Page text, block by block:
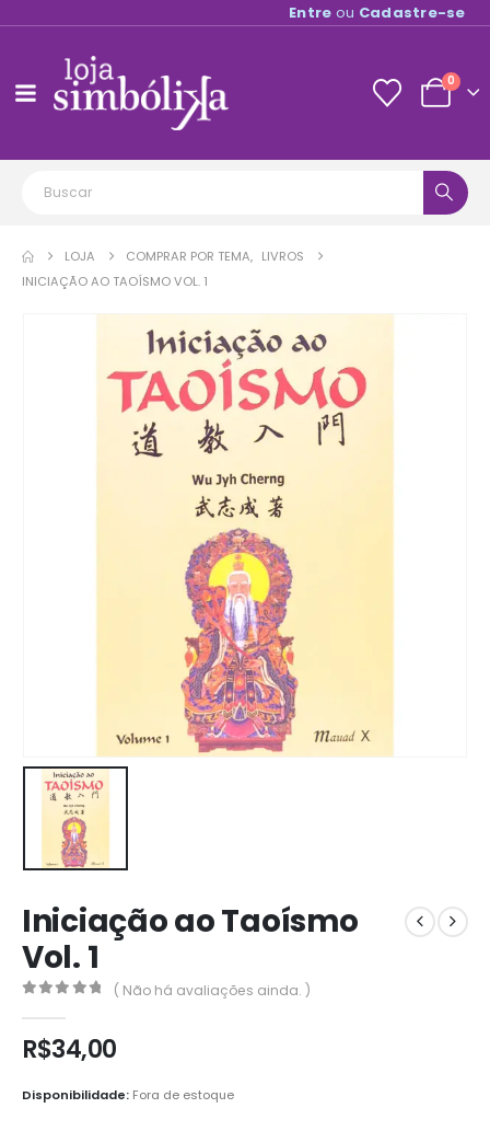
Entre ou Cadastre-se
0
LOJA COMPRAR POR TEMA, LIVROS
INICIAÇÃO AO TAOÍSMO VOL. 1
Iniciação ao Taoísmo
Vol. 1
( Não há avaliações ainda. )
R$34,00
Disponibilidade: Fora de estoque